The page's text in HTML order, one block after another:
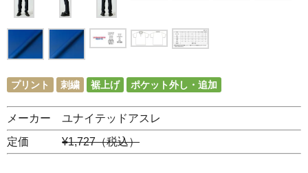
プリント 刺繍 裾上げ ポケット外し・追加
メーカー ユナイテッドアスレ
定価 ¥1,727（税込）